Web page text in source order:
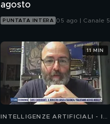
agosto
PUNTATA INTERA 05 ago | Canale 5
INTELLIGENZE ARTIFICIALI - IN
11 MIN